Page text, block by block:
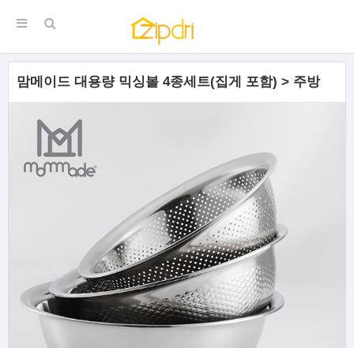
맘메이드 대용량 믹싱볼 4종세트(집게 포함) > 주방